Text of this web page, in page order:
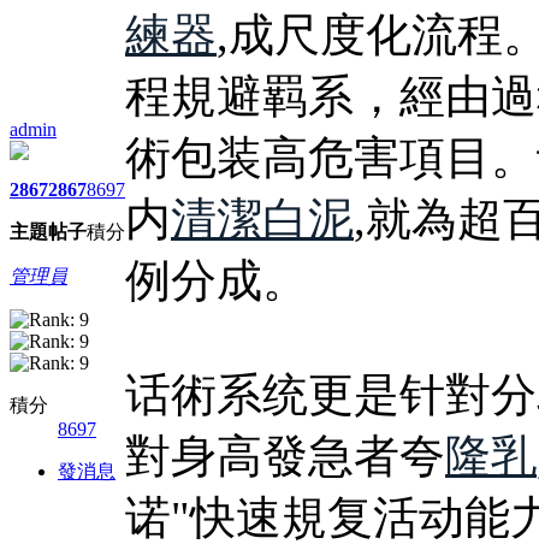
admin
2867
主題
2867
帖子
8697
積分
管理員
積分
8697
發消息
練器,成尺度化流程
程規避羁系，經由
術包装高危害項目
内清潔白泥,就為超
例分成。
话術系统更是针對
對身高發急者夸隆乳
诺"快速規复活动能